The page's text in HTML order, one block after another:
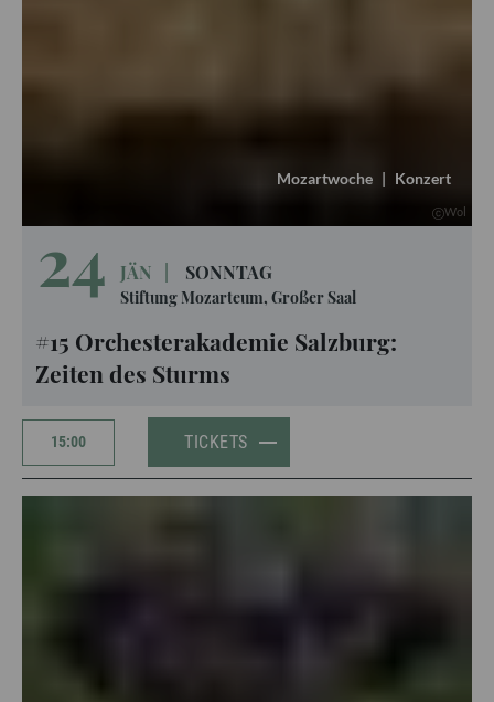
Mozartwoche | Konzert
Wol
24 JÄN SONNTAG
Stiftung Mozarteum, Großer Saal
#15 Orchesterakademie Salzburg:
Zeiten des Sturms
15:00 TICKETS